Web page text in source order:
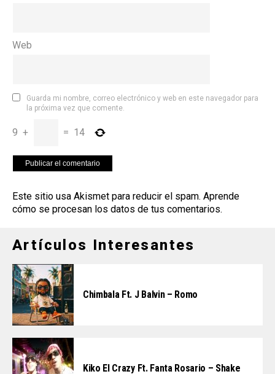
Web
Guarda mi nombre, correo electrónico y web en este navegador para
la próxima vez que comente.
9 + = 14
Este sitio usa Akismet para reducir el spam. Aprende
cómo se procesan los datos de tus comentarios.
Artículos Interesantes
Chimbala Ft. J Balvin – Romo
Kiko El Crazy Ft. Fanta Rosario – Shake